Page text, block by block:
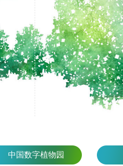
中国数字植物园